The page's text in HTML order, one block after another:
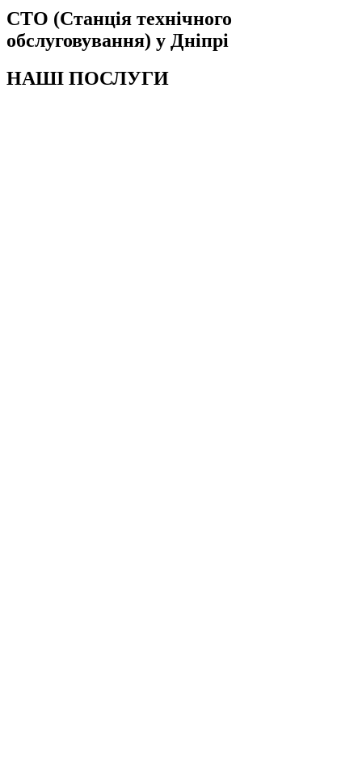
СТО (Станція технічного
обслуговування) у Дніпрі
НАШІ ПОСЛУГИ